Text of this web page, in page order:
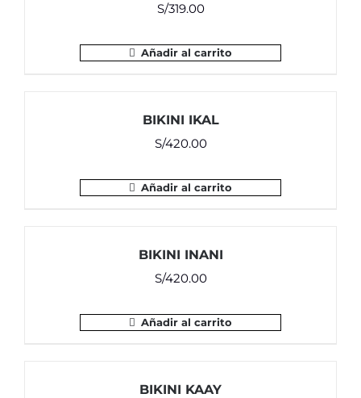
S/319.00
Añadir al carrito
BIKINI IKAL
S/420.00
Añadir al carrito
BIKINI INANI
S/420.00
Añadir al carrito
BIKINI KAAY